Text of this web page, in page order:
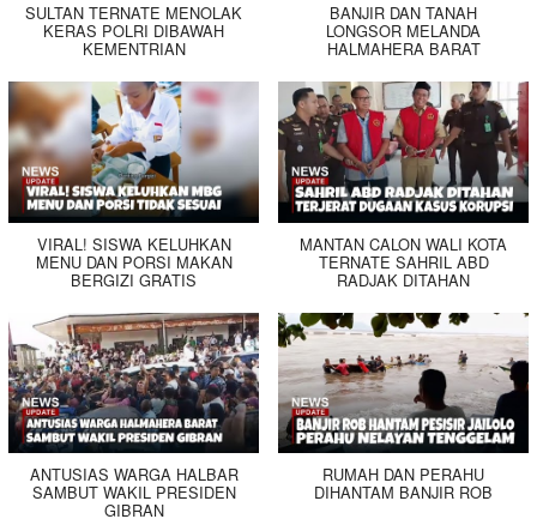
SULTAN TERNATE MENOLAK
KERAS POLRI DIBAWAH
KEMENTRIAN
BANJIR DAN TANAH
LONGSOR MELANDA
HALMAHERA BARAT
VIRAL! SISWA KELUHKAN
MENU DAN PORSI MAKAN
BERGIZI GRATIS
MANTAN CALON WALI KOTA
TERNATE SAHRIL ABD
RADJAK DITAHAN
ANTUSIAS WARGA HALBAR
SAMBUT WAKIL PRESIDEN
GIBRAN
RUMAH DAN PERAHU
DIHANTAM BANJIR ROB